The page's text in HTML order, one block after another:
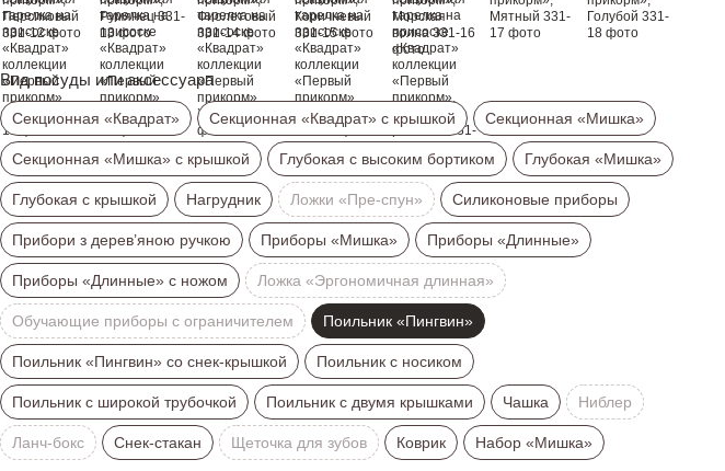
Вид посуды или аксессуара
Секционная «Квадрат» Секционная «Квадрат» с крышкой Секционная «Мишка»
Секционная «Мишка» с крышкой Глубокая с высоким бортиком Глубокая «Мишка»
Глубокая с крышкой Нагрудник Ложки «Пре-спун» Силиконовые приборы
Прибори з дерев’яною ручкою Приборы «Мишка» Приборы «Длинные»
Приборы «Длинные» с ножом Ложка «Эргономичная длинная»
Обучающие приборы с ограничителем Поильник «Пингвин»
Поильник «Пингвин» со снек-крышкой Поильник с носиком
Поильник с широкой трубочкой Поильник с двумя крышками Чашка Ниблер
Ланч-бокс Снек-стакан Щеточка для зубов Коврик Набор «Мишка»